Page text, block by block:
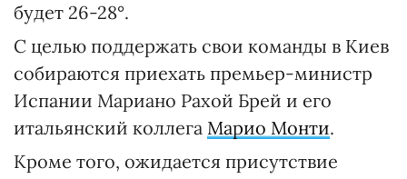
будет 26-28°.
С целью поддержать свои команды в Киев
собираются приехать премьер-министр
Испании Мариано Рахой Брей и его
итальянский коллега Марио Монти.
Кроме того, ожидается присутствие